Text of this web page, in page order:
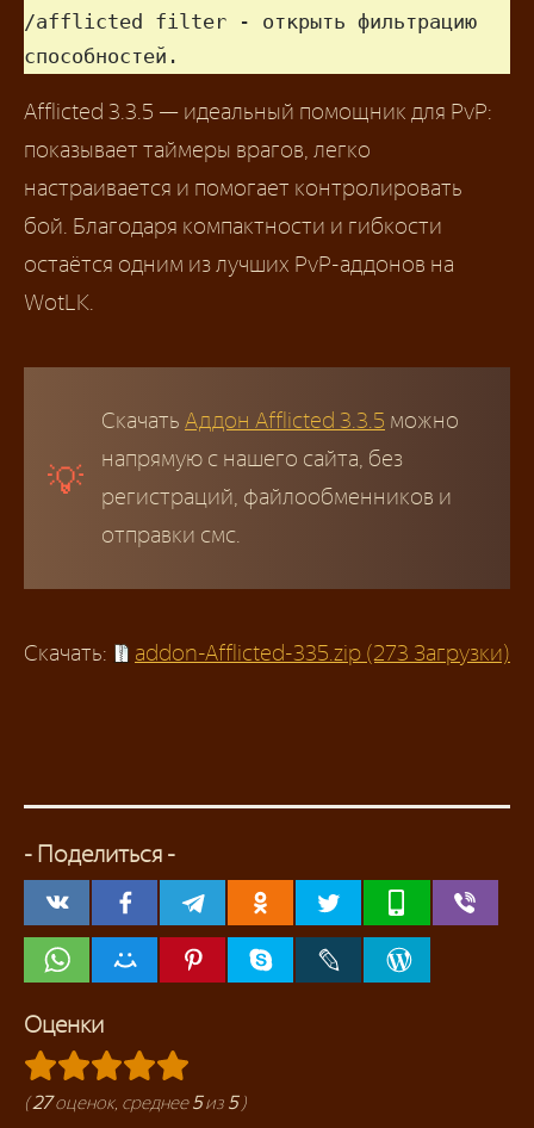
/afflicted filter - открыть фильтрацию
способностей.
Afflicted 3.3.5 — идеальный помощник для PvP:
показывает таймеры врагов, легко
настраивается и помогает контролировать
бой. Благодаря компактности и гибкости
остаётся одним из лучших PvP-аддонов на
WotLK.
Скачать Аддон Afflicted 3.3.5 можно
напрямую с нашего сайта, без
регистраций, файлообменников и
отправки смс.
Скачать: addon-Afflicted-335.zip (273 Загрузки)
- Поделиться -
Оценки
(27оценок, среднее5из 5)